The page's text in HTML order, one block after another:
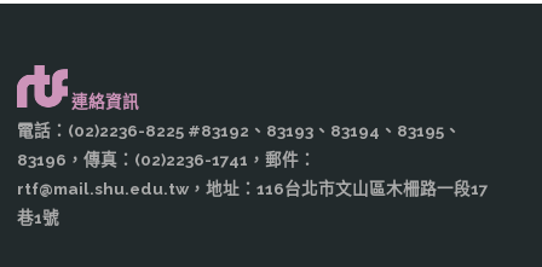
連絡資訊
電話：(02)2236-8225 #83192、83193、83194、83195、
83196，傳真：(02)2236-1741，郵件：
rtf@mail.shu.edu.tw，地址：116台北市文山區木柵路一段17
巷1號